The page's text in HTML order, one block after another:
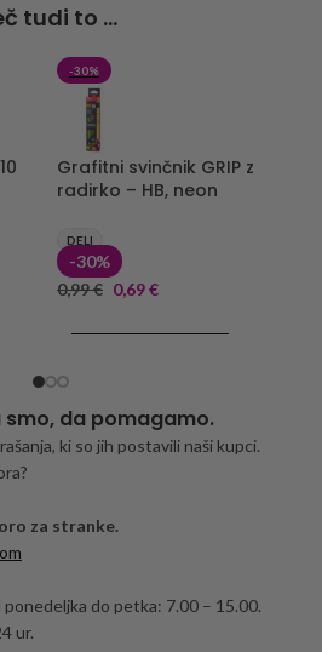
tudi to ...
-30%
Grafitni svinčnik GRIP z
radirko – HB, neon
DELI
-30%
0,99€ 0,69€
da pomagamo.
ki so jih postavili naši kupci.
za stranke.
ponedeljka do petka: 7.00 – 15.00.
ur.